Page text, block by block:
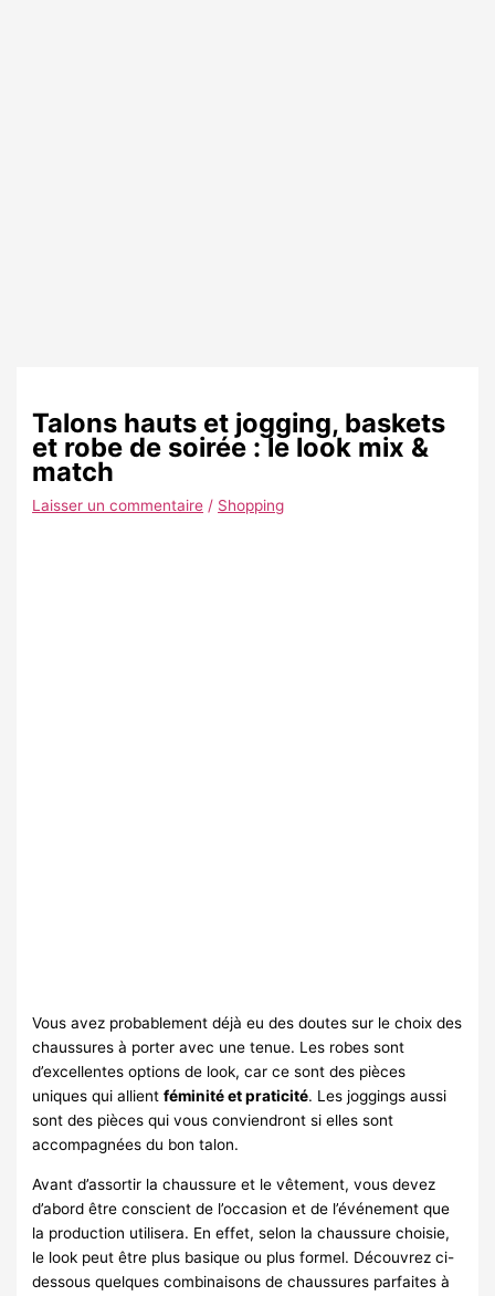
Talons hauts et jogging, baskets
et robe de soirée : le look mix &
match
Laisser un commentaire / Shopping
Vous avez probablement déjà eu des doutes sur le choix des
chaussures à porter avec une tenue. Les robes sont
d’excellentes options de look, car ce sont des pièces
uniques qui allientféminité et praticité. Les joggings aussi
sont des pièces qui vous conviendront si elles sont
accompagnées du bon talon.
Avant d’assortir la chaussure et le vêtement, vous devez
d’abord être conscient de l’occasion et de l’événement que
la production utilisera. En effet, selon la chaussure choisie,
le look peut être plus basique ou plus formel. Découvrez ci-
dessous quelques combinaisons de chaussures parfaites à